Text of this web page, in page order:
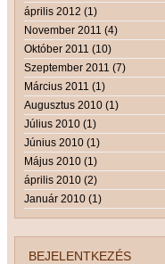
április 2012 (1)
November 2011 (4)
Október 2011 (10)
Szeptember 2011 (7)
Március 2011 (1)
Augusztus 2010 (1)
Július 2010 (1)
Június 2010 (1)
Május 2010 (1)
április 2010 (2)
Január 2010 (1)
BEJELENTKEZÉS